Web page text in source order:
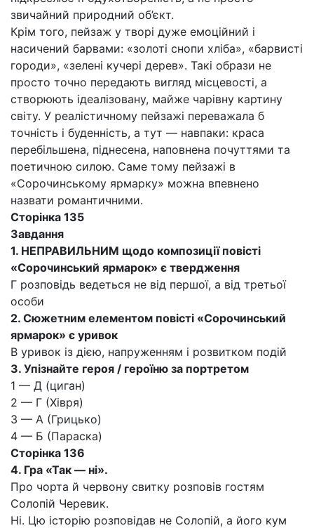
звичайний природний об’єкт.
Крім того, пейзаж у творі дуже емоційний і
насичений барвами: «золоті снопи хліба», «барвисті
городи», «зелені кучері дерев». Такі образи не
просто точно передають вигляд місцевості, а
створюють ідеалізовану, майже чарівну картину
світу. У реалістичному пейзажі переважала б
точність і буденність, а тут — навпаки: краса
перебільшена, піднесена, наповнена почуттями та
поетичною силою. Саме тому пейзажі в
«Сорочинському ярмарку» можна впевнено
назвати романтичними.
Сторінка 135
Завдання
1. НЕПРАВИЛЬНИМ щодо композиції повісті
«Сорочинський ярмарок» є твердження
Г розповідь ведеться не від першої, а від третьої
особи
2. Сюжетним елементом повісті «Сорочинський
ярмарок» є уривок
В уривок із дією, напруженням і розвитком подій
3. Упізнайте героя / героїню за портретом
1 — Д (циган)
2 — Г (Хівря)
З — А (Грицько)
4 — Б (Параска)
Сторінка 136
4. Гра «Так — ні».
Про чорта й червону свитку розповів гостям
Солопій Черевик.
Ні. Цю історію розповідав не Солопій, а його кум